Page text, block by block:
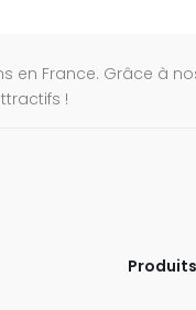
en France. Grâce à
!